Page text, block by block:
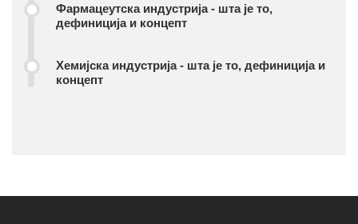
Фармацеутска индустрија - шта је то,
дефиниција и концепт
Хемијска индустрија - шта је то, дефиниција и
концепт